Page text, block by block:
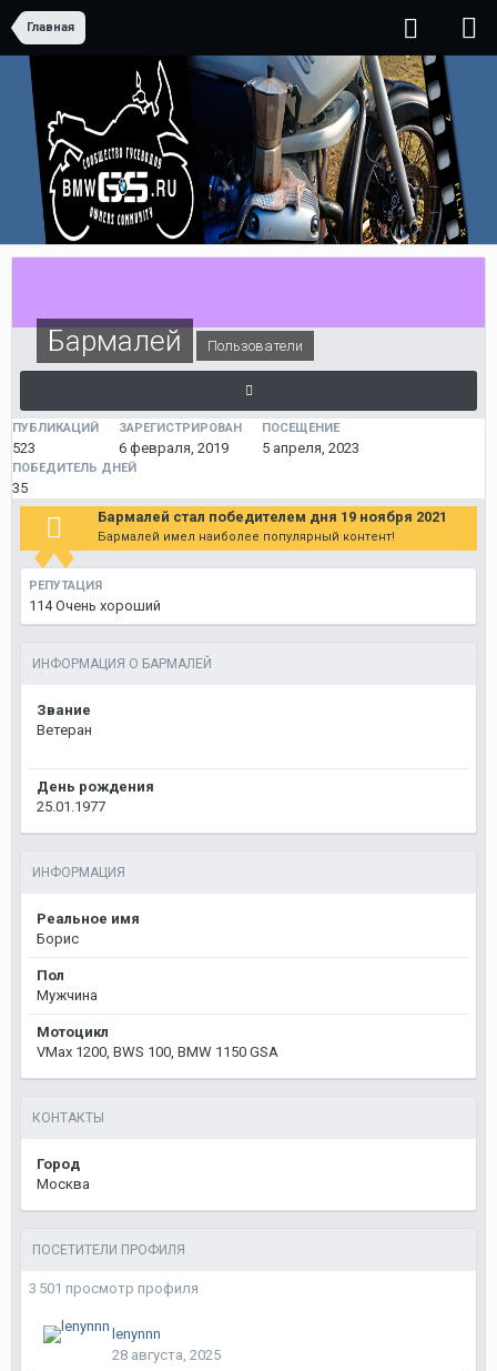
Главная
Бармалей Пользователи
ПУБЛИКАЦИЙ
523
ЗАРЕГИСТРИРОВАН
6 февраля, 2019
ПОСЕЩЕНИЕ
5 апреля, 2023
ПОБЕДИТЕЛЬ ДНЕЙ
35
Бармалей стал победителем дня 19 ноября 2021
Бармалей имел наиболее популярный контент!
РЕПУТАЦИЯ
114 Очень хороший
ИНФОРМАЦИЯ О БАРМАЛЕЙ
Звание
Ветеран
День рождения
25.01.1977
ИНФОРМАЦИЯ
Реальное имя
Борис
Пол
Мужчина
Мотоцикл
VMax 1200, BWS 100, BMW 1150 GSA
КОНТАКТЫ
Город
Москва
ПОСЕТИТЕЛИ ПРОФИЛЯ
3 501 просмотр профиля
lenynnn
28 августа, 2025